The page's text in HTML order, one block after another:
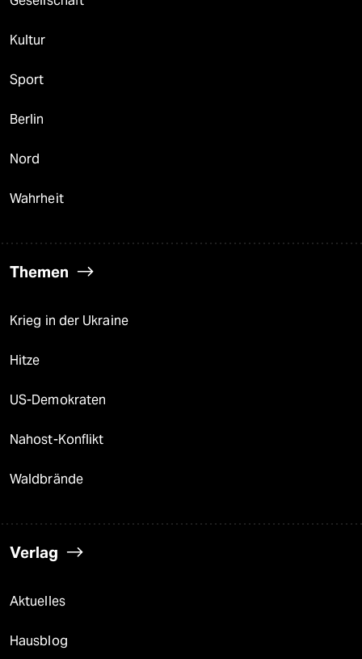
Kultur
Sport
Berlin
Nord
Wahrheit
Themen
Krieg in der Ukraine
Hitze
US-Demokraten
Nahost-Konflikt
Waldbrände
Verlag
Aktuelles
Hausblog